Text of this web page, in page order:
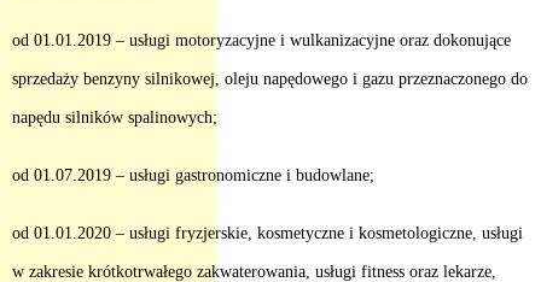
od 01.01.2019 – usługi motoryzacyjne i wulkanizacyjne oraz dokonujące
sprzedaży benzyny silnikowej, oleju napędowego i gazu przeznaczonego do
napędu silników spalinowych;
od 01.07.2019 – usługi gastronomiczne i budowlane;
od 01.01.2020 – usługi fryzjerskie, kosmetyczne i kosmetologiczne, usługi
w zakresie krótkotrwałego zakwaterowania, usługi fitness oraz lekarze,